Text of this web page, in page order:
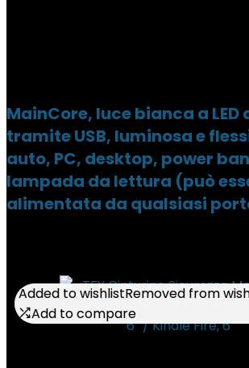
MainCore, luce bianca a
tramite USB, luminosa e
auto, PC, desktop, power
lampada da lettura (può
alimentata da qualsiasi
Added to wishlistRemoved from
Add to compare
Added to wishlistRemoved from
Add to compare